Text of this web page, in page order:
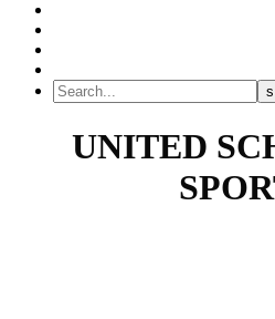
UNITED